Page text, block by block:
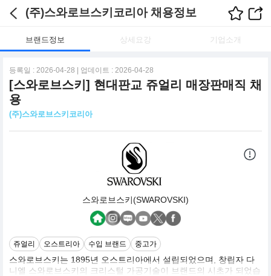
(주)스와로브스키코리아 채용정보
브랜드정보 상세요강 기업소개
등록일 : 2026-04-28 | 업데이트 : 2026-04-28
[스와로브스키] 현대판교 쥬얼리 매장판매직 채
용
(주)스와로브스키코리아
스와로브스키(SWAROVSKI)
쥬얼리 오스트리아 수입 브랜드 중고가
스와로브스키는 1895년 오스트리아에서 설립되었으며, 창립자 다
니엘 스와로브스키의 크리스털 가공기술이 브랜드의 시초가 되었습